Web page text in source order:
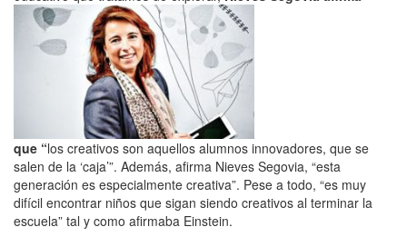
que “los creativos son aquellos alumnos innovadores, que se
salen de la ‘caja’”. Además, afirma Nieves Segovia, “esta
generación es especialmente creativa”. Pese a todo, “es muy
difícil encontrar niños que sigan siendo creativos al terminar la
escuela” tal y como afirmaba Einstein.